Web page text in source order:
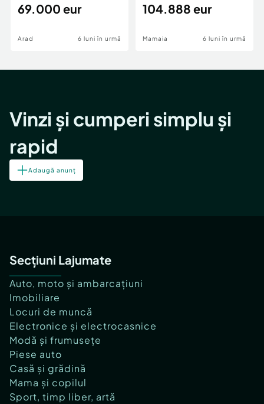
69.000 eur
Arad 6 luni în urmă
cheie,langa Mega
104.888 eur
Mamaia 6 luni în urmă
Vinzi și cumperi simplu și
rapid
Adaugă anunț
Secțiuni Lajumate
Auto, moto și ambarcațiuni
Imobiliare
Locuri de muncă
Electronice și electrocasnice
Modă și frumusețe
Piese auto
Casă și grădină
Mama și copilul
Sport, timp liber, artă